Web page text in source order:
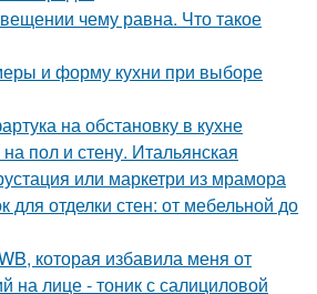
чему равна. Что такое
и форму кухни при выборе
на обстановку в кухне
пол и стену. Итальянская
или маркетри из мрамора
для отделки стен: от мебельной до
которая избавила меня от
лице - тоник с салициловой